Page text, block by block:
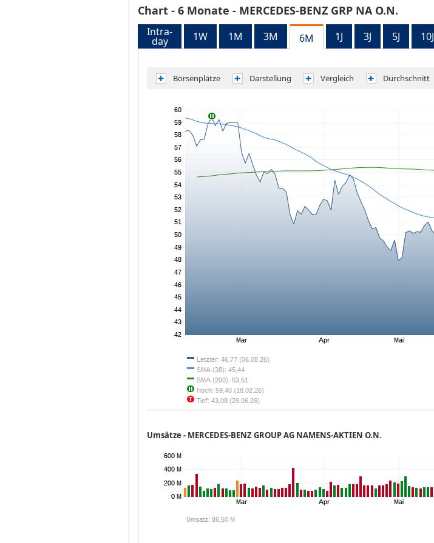
Chart - 6 Monate - MERCEDES-BENZ GRP NA O.N.
Intra-
day 1W 1M 3M 6M 1J 3J 5J 10J
Börsenplätze Darstellung Vergleich Durchschnitt
Umsätze - MERCEDES-BENZ GROUP AG NAMENS-AKTIEN O.N.